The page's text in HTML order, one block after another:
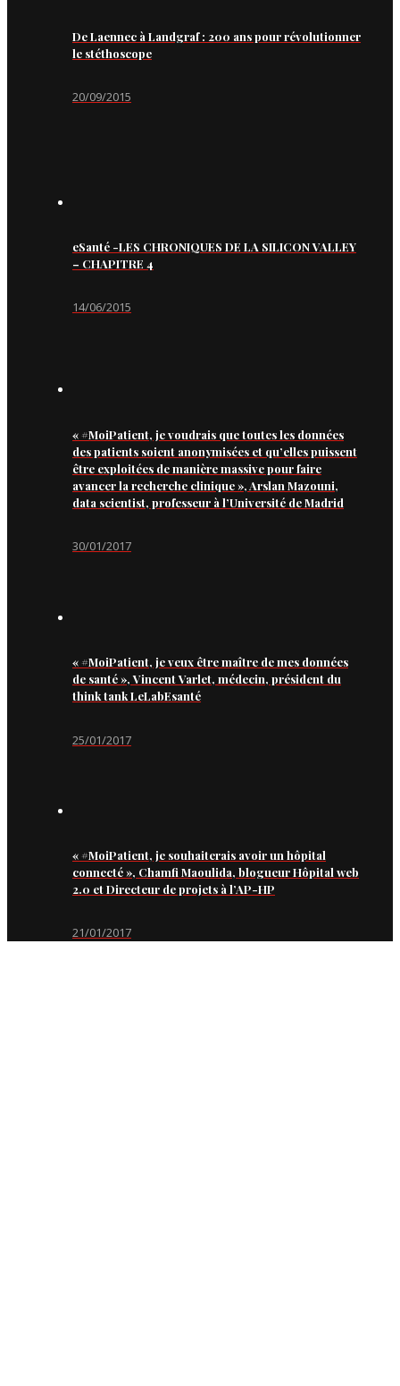
De Laennec à Landgraf : 200 ans pour révolutionner
le stéthoscope
20/09/2015
eSanté -LES CHRONIQUES DE LA SILICON VALLEY
– CHAPITRE 4
14/06/2015
« #MoiPatient, je voudrais que toutes les données
des patients soient anonymisées et qu’elles puissent
être exploitées de manière massive pour faire
avancer la recherche clinique », Arslan Mazouni,
data scientist, professeur à l’Université de Madrid
30/01/2017
« #MoiPatient, je veux être maître de mes données
de santé », Vincent Varlet, médecin, président du
think tank LeLabEsanté
25/01/2017
« #MoiPatient, je souhaiterais avoir un hôpital
connecté », Chamfi Maoulida, blogueur Hôpital web
2.0 et Directeur de projets à l’AP-HP
21/01/2017